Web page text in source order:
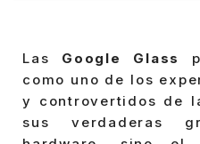
Las Google Glass
como uno de los
y controvertidos de
sus verdaderas